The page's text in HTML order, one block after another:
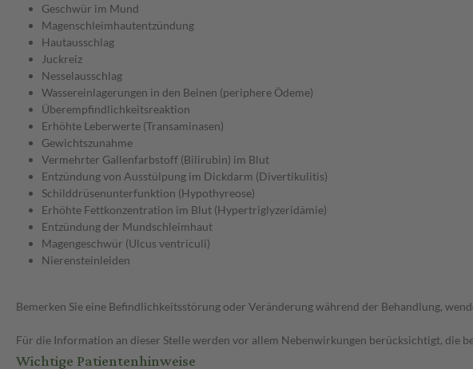
Geschwür im Mund
Magenschleimhautentzündung
Hautausschlag
Juckreiz
Nesselausschlag
Wassereinlagerungen in den Beinen (periphere Ödeme)
Überempfindlichkeitsreaktion
Erhöhte Leberwerte (Transaminasen)
Gewichtszunahme
Vermehrter Gallenfarbstoff (Bilirubin) im Blut
Entzündung von Ausstülpung im Dickdarm (Divertikulitis)
Schilddrüsenunterfunktion (Hypothyreose)
Erhöhte Fettkonzentration im Blut (Hypertriglyzeridämie)
Entzündung der Mundschleimhaut
Magengeschwür (Ulcus ventriculi)
Nierensteinleiden
Bemerken Sie eine Befindlichkeitsstörung oder Veränderung während der Behandlung,
Für die Information an dieser Stelle werden vor allem Nebenwirkungen berücksichtigt, die
Wichtige Patientenhinweise